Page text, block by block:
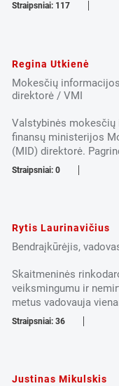
Straipsniai: 117
Regina Utkienė
Mokesčių
direktorė / VMI
Valstybinės
finansų ministerijos
(MID) direktorė.
Straipsniai: 0
Rytis Laurinavičius
Bendraįkūrėjis,
Skaitmeninės
veiksmingumu ir
metus vadovauja
Straipsniai: 36
Justinas Mikulskis